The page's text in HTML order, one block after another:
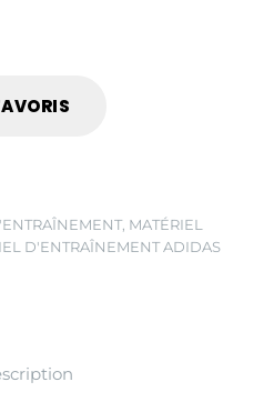
, MATÉRIEL
D'ENTRAÎNEMENT ADIDAS